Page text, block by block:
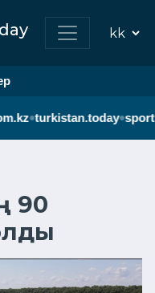
•turkistan.today•
90